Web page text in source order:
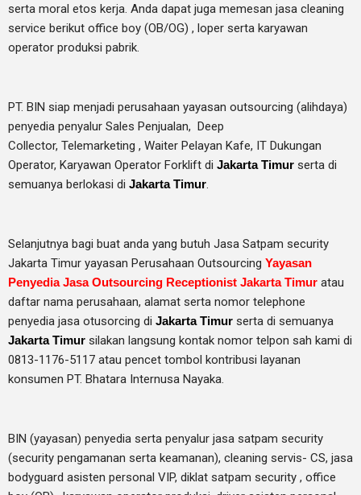
serta moral etos kerja. Anda dapat juga memesan jasa cleaning
service berikut office boy (OB/OG) , loper serta karyawan
operator produksi pabrik.
PT. BIN siap menjadi perusahaan yayasan outsourcing (alihdaya)
penyedia penyalur Sales Penjualan, Deep
Collector, Telemarketing , Waiter Pelayan Kafe, IT Dukungan
Operator, Karyawan Operator Forklift di Jakarta Timur serta di
semuanya berlokasi di Jakarta Timur.
Selanjutnya bagi buat anda yang butuh Jasa Satpam security
Jakarta Timur yayasan Perusahaan Outsourcing Yayasan
Penyedia Jasa Outsourcing Receptionist Jakarta Timur atau
daftar nama perusahaan, alamat serta nomor telephone
penyedia jasa otusorcing di Jakarta Timur serta di semuanya
Jakarta Timur silakan langsung kontak nomor telpon sah kami di
0813-1176-5117 atau pencet tombol kontribusi layanan
konsumen PT. Bhatara Internusa Nayaka.
BIN (yayasan) penyedia serta penyalur jasa satpam security
(security pengamanan serta keamanan), cleaning servis- CS, jasa
bodyguard asisten personal VIP, diklat satpam security , office